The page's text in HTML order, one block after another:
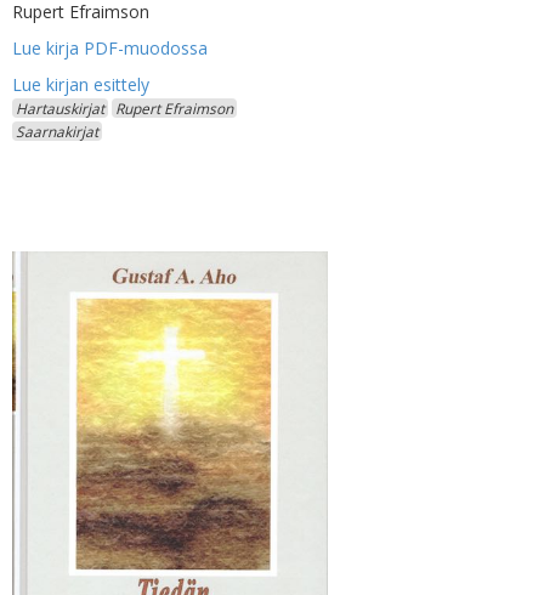
Rupert Efraimson
Lue kirja PDF-muodossa
Hartauskirjat
Rupert Efraimson
Saarnakirjat